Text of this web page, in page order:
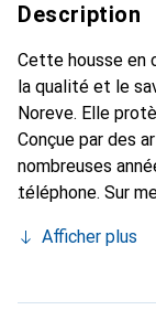
Description
Cette housse en
la qualité et le
Noreve. Elle
Conçue par des
nombreuses
téléphone. Sur
et indispensable
marque Noreve
Afficher plus